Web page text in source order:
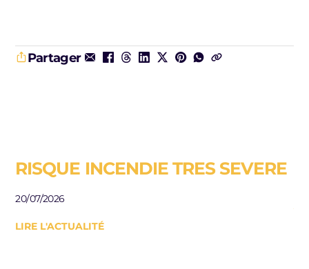
Partager
RISQUE INCENDIE TRES SEVERE
LIRE L'ACTUALITÉ
20/07/2026